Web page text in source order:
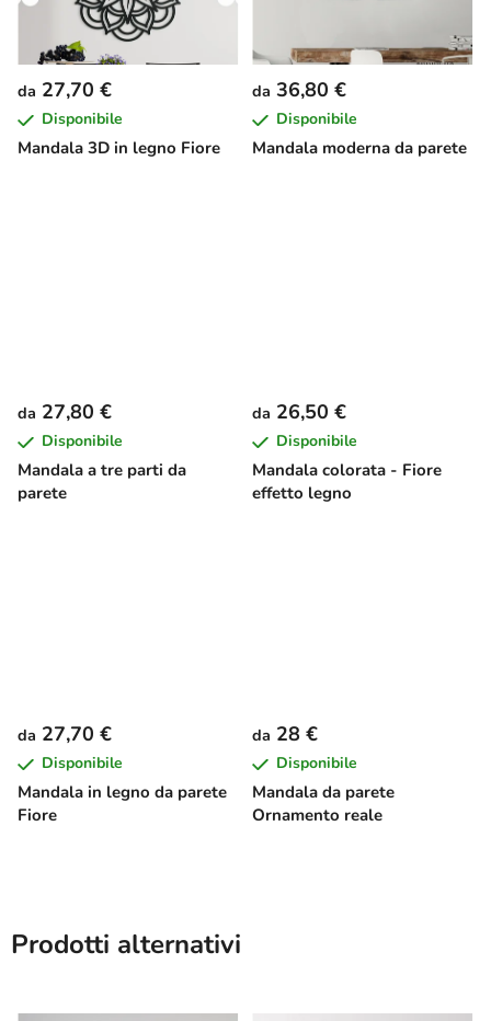
Mandala 3D in legno Fiore
da 27,70 €
Disponibile
Mandala moderna da parete
da 36,80 €
Disponibile
Mandala a tre parti da
parete
da 27,80 €
Disponibile
Mandala colorata - Fiore
effetto legno
da 26,50 €
Disponibile
Mandala in legno da parete
Fiore
da 27,70 €
Disponibile
Mandala da parete
Ornamento reale
da 28 €
Disponibile
Prodotti alternativi